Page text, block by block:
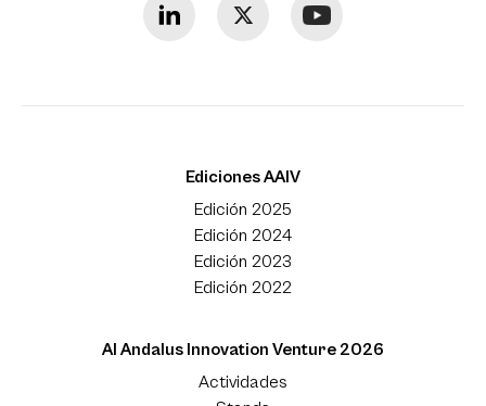
Ediciones AAIV
Edición 2025
Edición 2024
Edición 2023
Edición 2022
Al Andalus Innovation Venture 2026
Actividades